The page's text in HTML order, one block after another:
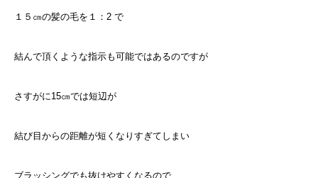
１５㎝の髪の毛を１：2 で
結んで頂くような指示も可能ではあるのですが
さすがに15㎝では短辺が
結び目からの距離が短くなりすぎてしまい